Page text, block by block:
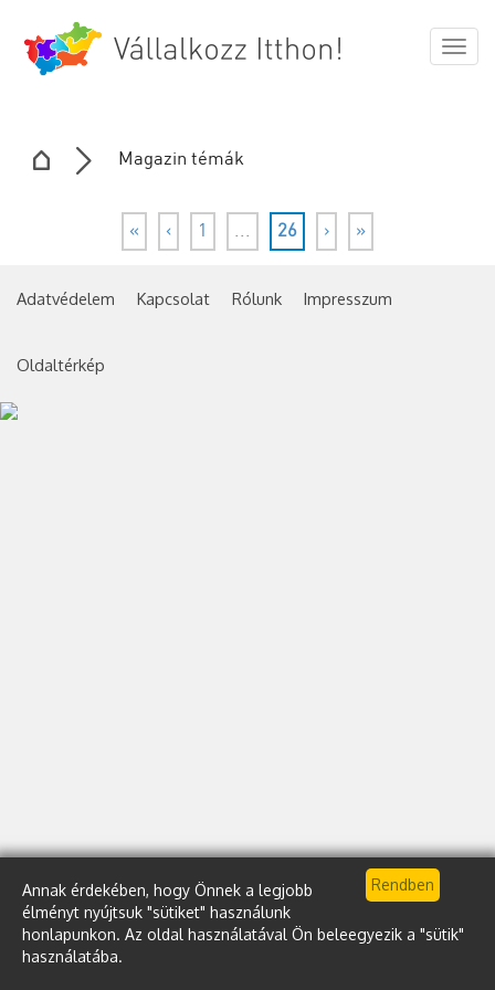
Annak érdekében, hogy Önnek a legjobb
élményt nyújtsuk "sütiket" használunk
honlapunkon. Az oldal használatával Ön beleegyezik a "sütik"
használatába.
Magazin témák
« ‹ 1 ... 26 › »
Adatvédelem Kapcsolat Rólunk Impresszum
Oldaltérkép